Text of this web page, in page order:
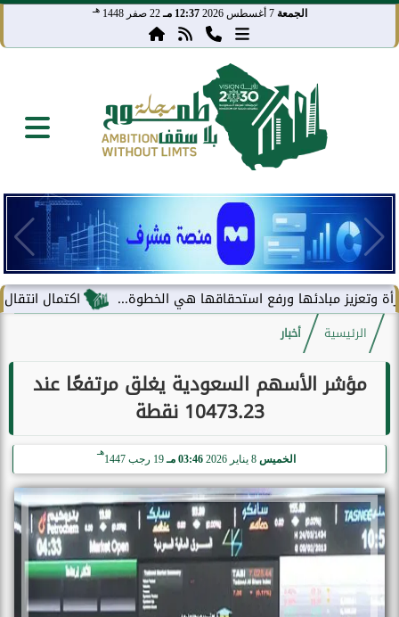
الجمعة 7 أغسطس 2026 12:37 مـ 22 صفر 1448 هـ
اكتمال انتقال مركز مبادئها ورفع استحقاقها هي الخطوة...
الرئيسية أخبار
مؤشر الأسهم السعودية يغلق مرتفعًا عند
10473.23 نقطة
الخميس 8 يناير 2026 03:46 مـ 19 رجب 1447
هـ